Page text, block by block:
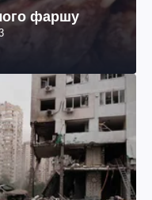
фаршу